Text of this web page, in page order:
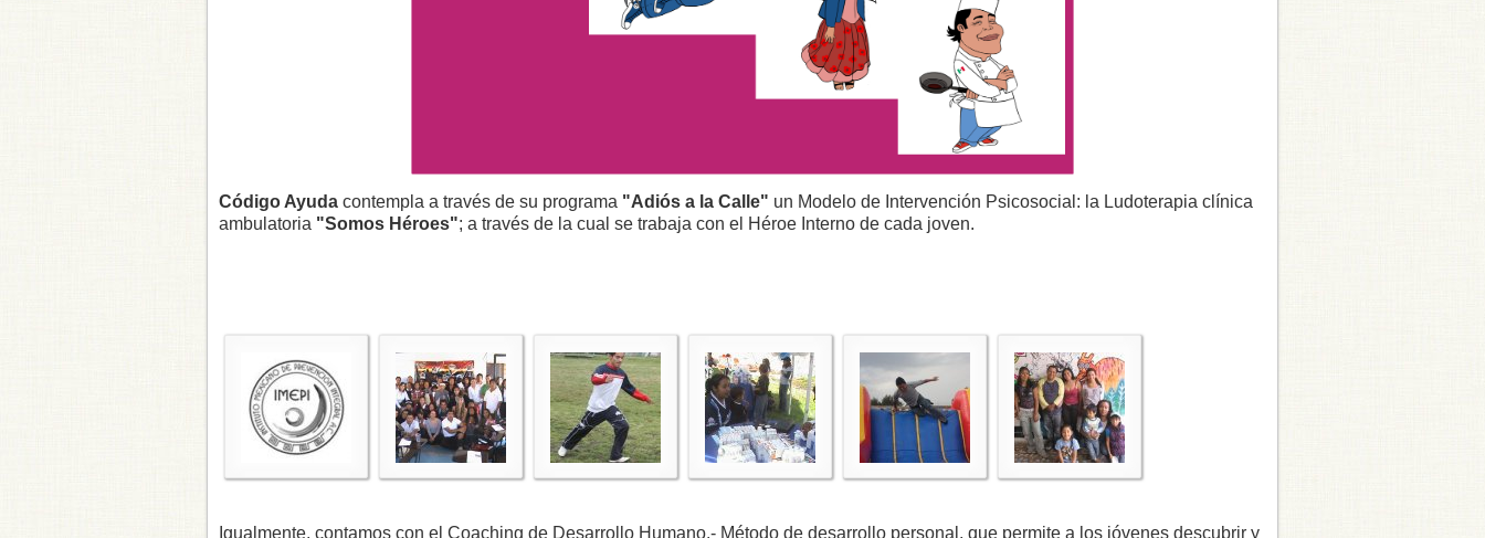
Código Ayuda contempla a través de su programa "Adiós a la Calle" un Modelo de Intervención Psicosocial: la Ludoterapia clínica
ambulatoria "Somos Héroes"; a través de la cual se trabaja con el Héroe Interno de cada joven.
Igualmente, contamos con el Coaching de Desarrollo Humano.- Método de desarrollo personal, que permite a los jóvenes descubrir y